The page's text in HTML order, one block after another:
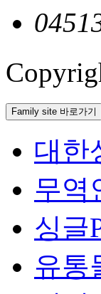
Family site 바로가기
대한
무역
싱글
유통